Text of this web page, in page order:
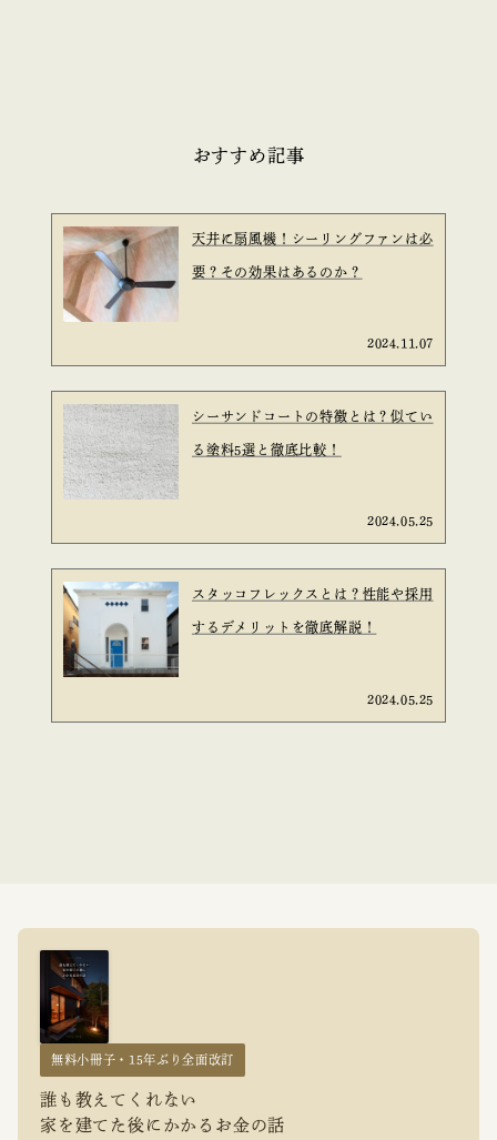
おすすめ記事
天井に扇風機！シーリングファンは必
要？その効果はあるのか？
2024.11.07
シーサンドコートの特徴とは？似てい
る塗料5選と徹底比較！
2024.05.25
スタッコフレックスとは？性能や採用
するデメリットを徹底解説！
2024.05.25
無料小冊子・15年ぶり全面改訂
誰も教えてくれない
家を建てた後にかかるお金の話